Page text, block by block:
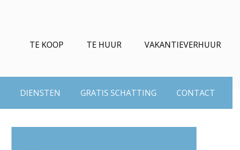
TE KOOP TE HUUR VAKANTIEVERHUUR
DIENSTEN GRATIS SCHATTING CONTACT